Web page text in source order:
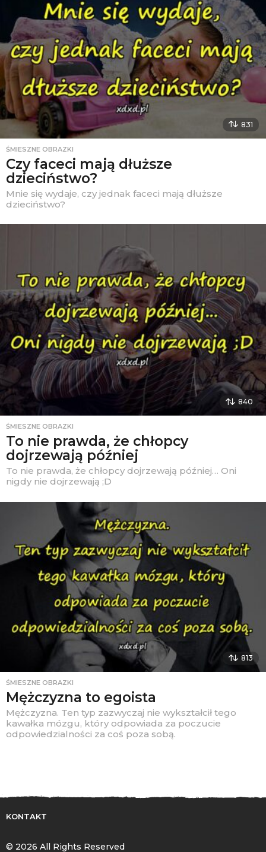
831
ŚMIESZNE OBRAZKI
Czy faceci mają dłuższe
dzieciństwo?
Mnie się wydaje, czy jednak faceci mają dłuższe
dzieciństwo?
840
ŚMIESZNE OBRAZKI
To nie prawda, że chłopcy
dojrzewają później
To nie prawda, że chłopcy dojrzewają później… Oni
nigdy nie dojrzewają ;D
813
ŚMIESZNE OBRAZKI
Mężczyzna to egoista
Mężczyzna. Ten typ zazwyczaj nie wykształcił tego
kawałka mózgu, który odpowiada za poczucie
odpowiedzialności za coś poza sobą.
KONTAKT
© 2026 All Rights Reserved